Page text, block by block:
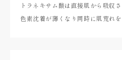
トラネキサム酸は直接肌から吸収
色素沈着が薄くなり同時に肌荒れ